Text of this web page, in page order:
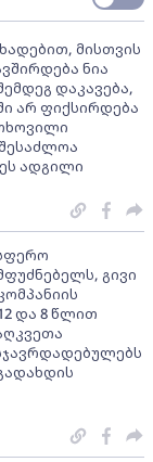
მისთვის
ნია
დაკავება,
არ ფიქსირდება
ადგილი
გივი
და 8 წლით